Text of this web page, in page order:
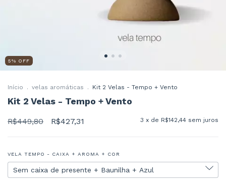
5% OFF
Início . velas aromáticas . Kit 2 Velas - Tempo + Vento
Kit 2 Velas - Tempo + Vento
R$449,80 R$427,31 3 x de R$142,44 sem juros
VELA TEMPO - CAIXA + AROMA + COR